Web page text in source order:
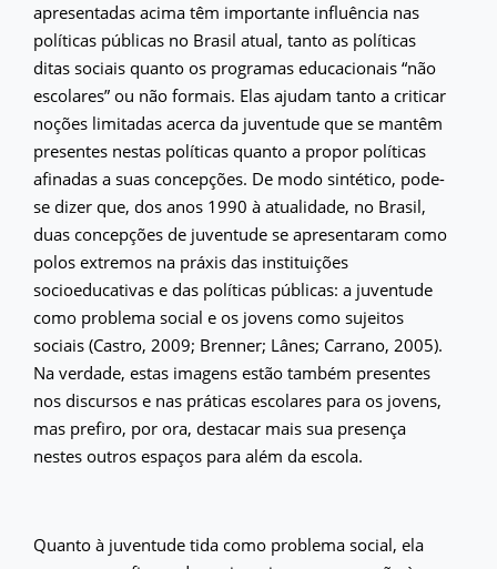
apresentadas acima têm importante influência nas
políticas públicas no Brasil atual, tanto as políticas
ditas sociais quanto os programas educacionais “não
escolares” ou não formais. Elas ajudam tanto a criticar
noções limitadas acerca da juventude que se mantêm
presentes nestas políticas quanto a propor políticas
afinadas a suas concepções. De modo sintético, pode-
se dizer que, dos anos 1990 à atualidade, no Brasil,
duas concepções de juventude se apresentaram como
polos extremos na práxis das instituições
socioeducativas e das políticas públicas: a juventude
como problema social e os jovens como sujeitos
sociais (Castro, 2009; Brenner; Lânes; Carrano, 2005).
Na verdade, estas imagens estão também presentes
nos discursos e nas práticas escolares para os jovens,
mas prefiro, por ora, destacar mais sua presença
nestes outros espaços para além da escola.
Quanto à juventude tida como problema social, ela